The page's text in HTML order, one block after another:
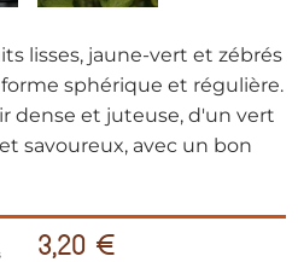
lisses, jaune-vert et zébrés
sphérique et régulière.
dense et juteuse, d'un vert
savoureux, avec un bon
3,20 €